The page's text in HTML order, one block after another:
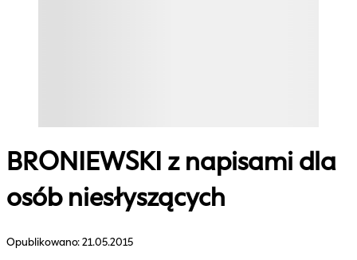
BRONIEWSKI z napisami dla
osób niesłyszących
Opublikowano:21.05.2015